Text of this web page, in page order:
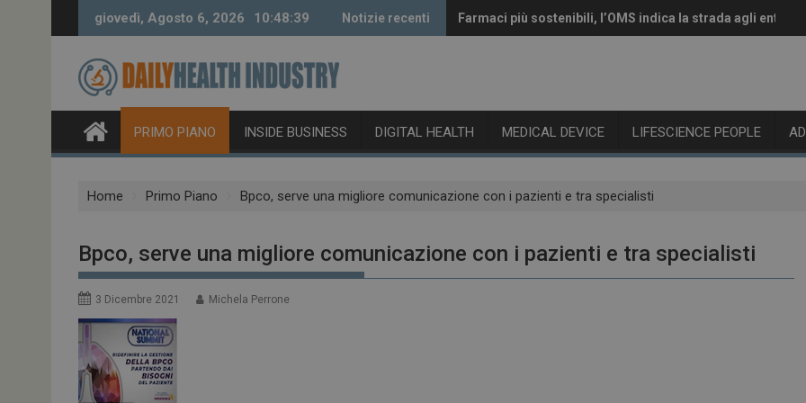
giovedì, Agosto 6, 2026 10:48:40 Notizie recenti Farmaci più sostenibili, l’OMS indica la strada agli enti
Vaccini anti-Covid, il CHMP raccomanda l’aggiornamento
PRIMO PIANO INSIDE BUSINESS DIGITAL HEALTH MEDICAL DEVICE LIFESCIENCE PEOPLE
Home Primo Piano Bpco, serve una migliore comunicazione con i pazienti e tra specialisti
Bpco, serve una migliore comunicazione con i pazienti e tra specialisti
3 Dicembre 2021 Michela Perrone